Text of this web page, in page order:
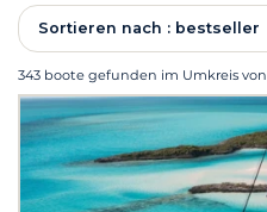
Sortieren nach : bestseller
343 boote gefunden im Umkreis von